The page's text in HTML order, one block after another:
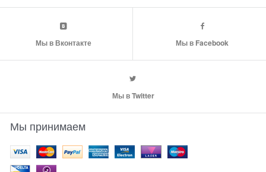
Мы в Вконтакте Мы в Facebook
Мы в Twitter
Мы принимаем